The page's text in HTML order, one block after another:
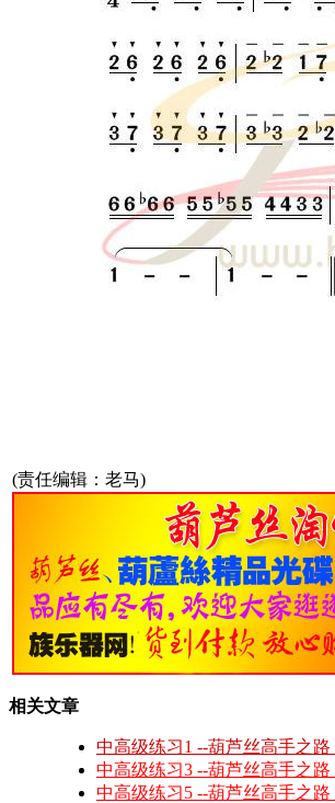
(责任编辑：老马)
相关文章
中高级练习1 --葫芦丝高手之路
中高级练习3 --葫芦丝高手之路
中高级练习5 --葫芦丝高手之路